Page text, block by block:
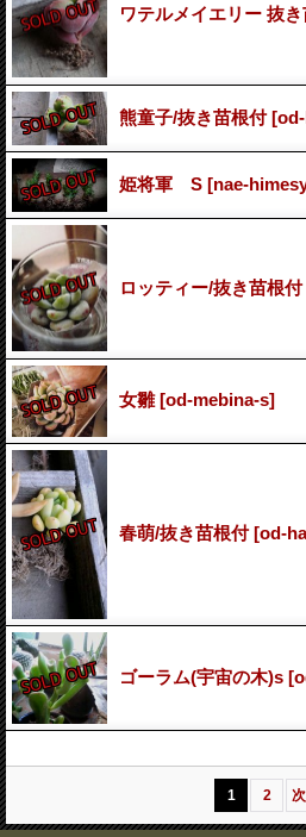
ワテルメイエリー 抜
熊童子/抜き苗根付
姫将軍 S [nae-
ロッティー/抜き苗根付
女雛[od-mebina-s]
春萌/抜き苗根付[od-
ゴーラム(宇宙の木)s
1 2 次